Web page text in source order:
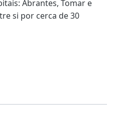
Abrantes, Tomar e
si por cerca de 30